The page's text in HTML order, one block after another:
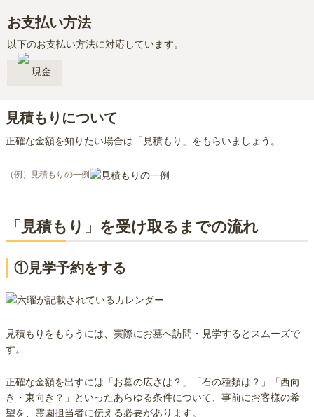
お支払い方法
以下のお支払い方法に対応しています。
現金
見積もりについて
正確な金額を知りたい場合は「見積もり」をもらいましょう。
（例）見積もりの一例
「見積もり」を受け取るまでの流れ
①見学予約をする
見積もりをもらうには、実際にお墓へ訪問・見学するとスムーズで
す。
正確な金額を出すには「お墓の広さは？」「石の種類は？」「西向
き・東向き？」といったあらゆる条件について、事前にお客様の希
望を、霊園担当者に伝える必要があります。